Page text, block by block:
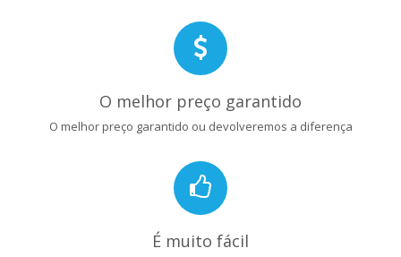
O melhor preço garantido
O melhor preço garantido ou devolveremos a diferença
É muito fácil